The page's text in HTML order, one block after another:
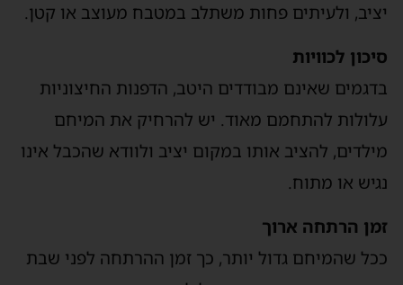
יציב, ולעיתים פחות משתלב במטבח מעוצב או קטן.
סיכון לכוויות
בדגמים שאינם מבודדים היטב, הדפנות החיצוניות
עלולות להתחמם מאוד. יש להרחיק את המיחם
מילדים, להציב אותו במקום יציב ולוודא שהכבל אינו
נגיש או מתוח.
זמן הרתחה ארוך
ככל שהמיחם גדול יותר, כך זמן ההרתחה לפני שבת